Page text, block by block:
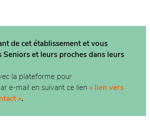
de cet établissement et vous
Seniors et leurs proches dans leurs
la plateforme pour
e-mail en suivant ce lien « lien vers
».